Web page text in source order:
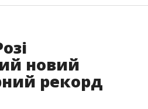
новий
рекорд